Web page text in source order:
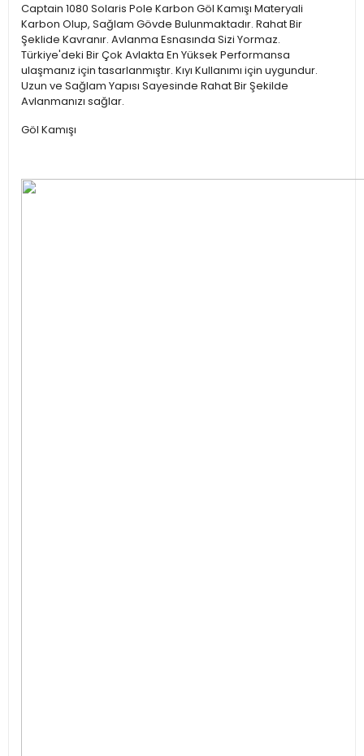
Captain 1080 Solaris Pole Karbon Göl Kamışı Materyali
Karbon Olup, Sağlam Gövde Bulunmaktadır. Rahat Bir
Şeklide Kavranır. Avlanma Esnasında Sizi Yormaz.
Türkiye'deki Bir Çok Avlakta En Yüksek Performansa
ulaşmanız için tasarlanmıştır. Kıyı Kullanımı için uygundur.
Uzun ve Sağlam Yapısı Sayesinde Rahat Bir Şekilde
Avlanmanızı sağlar.
Göl Kamışı